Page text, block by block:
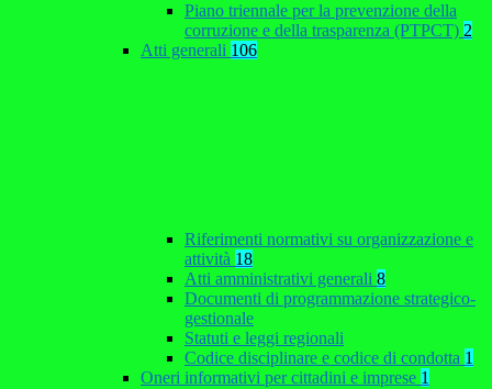
Piano triennale per la prevenzione della
corruzione e della trasparenza (PTPCT) 2
Atti generali 106
Riferimenti normativi su organizzazione e
attività 18
Atti amministrativi generali 8
Documenti di programmazione strategico-
gestionale
Statuti e leggi regionali
Codice disciplinare e codice di condotta 1
Oneri informativi per cittadini e imprese 1